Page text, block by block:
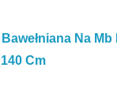
Na
Cm